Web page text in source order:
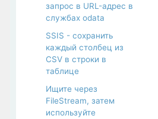
запрос в URL-адрес в
службах odata
SSIS - сохранить
каждый столбец из
CSV в строки в
таблице
Ищите через
FileStream, затем
используйте